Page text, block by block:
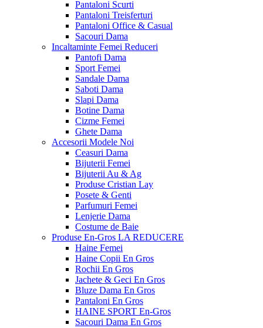
Pantaloni Scurti
Pantaloni Treisferturi
Pantaloni Office & Casual
Sacouri Dama
Incaltaminte Femei Reduceri
Pantofi Dama
Sport Femei
Sandale Dama
Saboti Dama
Slapi Dama
Botine Dama
Cizme Femei
Ghete Dama
Accesorii Modele Noi
Ceasuri Dama
Bijuterii Femei
Bijuterii Au & Ag
Produse Cristian Lay
Posete & Genti
Parfumuri Femei
Lenjerie Dama
Costume de Baie
Produse En-Gros LA REDUCERE
Haine Femei
Haine Copii En Gros
Rochii En Gros
Jachete & Geci En Gros
Bluze Dama En Gros
Pantaloni En Gros
HAINE SPORT En-Gros
Sacouri Dama En Gros